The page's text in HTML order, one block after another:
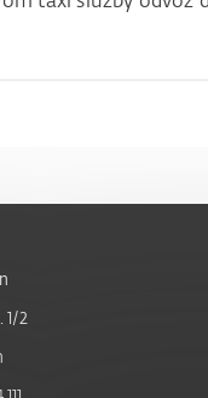
1/2